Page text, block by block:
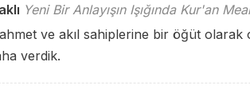
Yeni Bir Anlayışın Işığında Kur'an
ve akıl sahiplerine bir öğüt
verdik.